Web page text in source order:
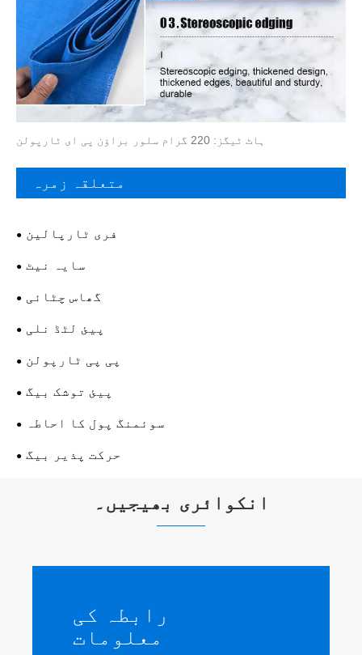
ہاٹ ٹیگز: 220 گرام سلور براؤن پی ای ٹارپولن
متعلقہ زمرہ
فری ٹارپالین
سایہ نیٹ
گھاس چٹائی
پیئ لٹڈ نلی
پی پی ٹارپولن
پیئ توشک بیگ
سوئمنگ پول کا احاطہ
حرکت پذیر بیگ
انکوائری بھیجیں۔
رابطہ کی
معلومات